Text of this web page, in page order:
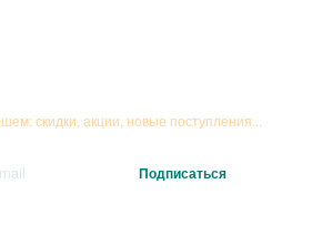
скидки, акции, новые поступления...